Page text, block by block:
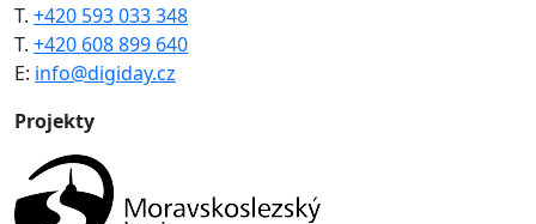
T. +420 593 033 348
T. +420 608 899 640
E: info@digiday.cz
Projekty